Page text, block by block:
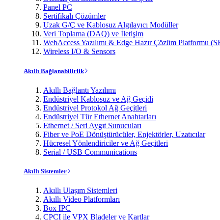
Panel PC
Sertifikalı Çözümler
Uzak G/Ç ve Kablosuz Algılayıcı Modüller
Veri Toplama (DAQ) ve İletişim
WebAccess Yazılımı & Edge Hazır Çözüm Platformu
Wireless I/O & Sensors
Akıllı Bağlanabilirlik
Akıllı Bağlantı Yazılımı
Endüstriyel Kablosuz ve Ağ Geçidi
Endüstriyel Protokol Ağ Geçitleri
Endüstriyel Tür Ethernet Anahtarları
Ethernet / Seri Aygıt Sunucuları
Fiber ve PoE Dönüştürücüler, Enjektörler, Uzatıcılar
Hücresel Yönlendiriciler ve Ağ Geçitleri
Serial / USB Communications
Akıllı Sistemler
Akıllı Ulaşım Sistemleri
Akıllı Video Platformları
Box IPC
CPCI ile VPX Bladeler ve Kartlar